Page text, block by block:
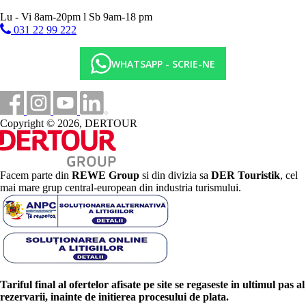
Lu - Vi 8am-20pm l Sb 9am-18 pm
031 22 99 222
WHATSAPP - SCRIE-NE
Copyright © 2026, DERTOUR
Facem parte din REWE Group si din divizia sa DER Touristik, cel
mai mare grup central-european din industria turismului.
Tariful final al ofertelor afisate pe site se regaseste in ultimul pas al
rezervarii, inainte de initierea procesului de plata.